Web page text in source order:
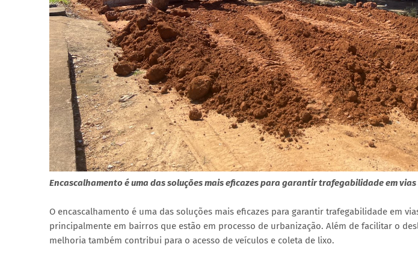
Encascalhamento é uma das soluções mais eficazes para garantir trafegabilidade em
O encascalhamento é uma das soluções mais eficazes para garantir trafegabilidade em
principalmente em bairros que estão em processo de urbanização. Além de facilitar o
melhoria também contribui para o acesso de veículos e coleta de lixo.